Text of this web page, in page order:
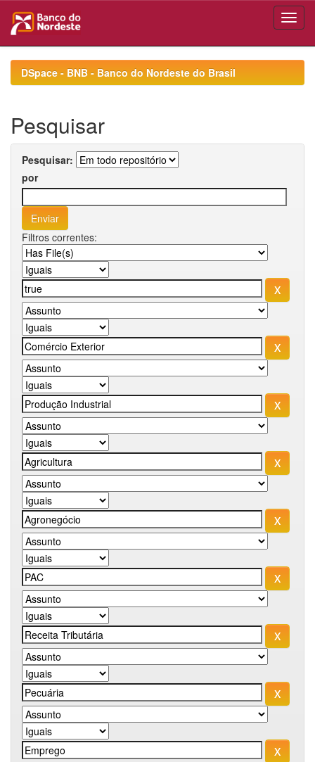
navigationDSpace - BNB - Banco do Nordeste do Brasil
Pesquisar
Pesquisar:
por
Filtros correntes: